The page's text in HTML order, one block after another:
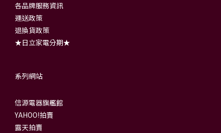
各品牌服務資訊
運送政策
退換貨政策
★日立家電分期★
系列網站
信源電器旗艦館
YAHOO!拍賣
露天拍賣